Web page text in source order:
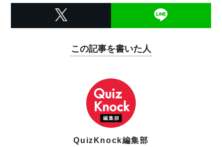
この記事を書いた人
QuizKnock編集部